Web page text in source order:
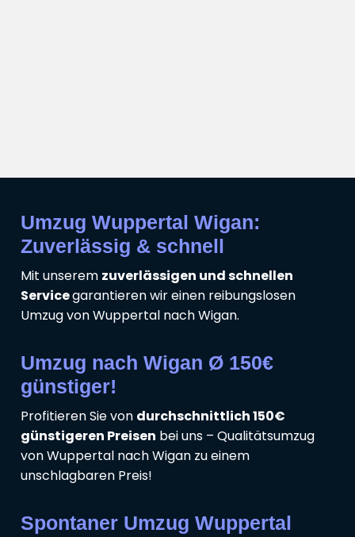
Umzug Wuppertal Wigan:
Zuverlässig & schnell
Mit unserem zuverlässigen und schnellen
Servicegarantieren wir einen reibungslosen
Umzug von Wuppertal nach Wigan.
Umzug nach Wigan Ø 150€
günstiger!
Profitieren Sie von durchschnittlich 150€
günstigeren Preisen bei uns – Qualitätsumzug
von Wuppertal nach Wigan zu einem
unschlagbaren Preis!
Spontaner Umzug Wuppertal